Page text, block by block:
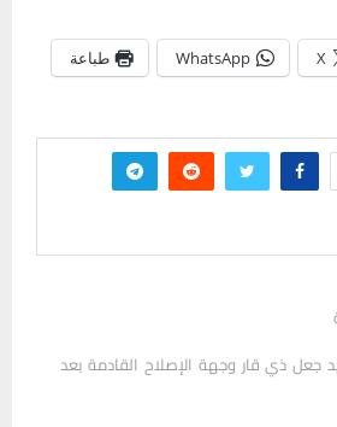
X
WhatsApp طباعة
جعل ذي قار وجهة الإصلاح القادمة بعد